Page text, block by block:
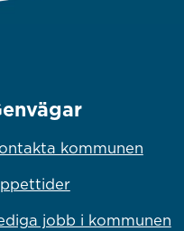
kommunen
jobb i kommunen